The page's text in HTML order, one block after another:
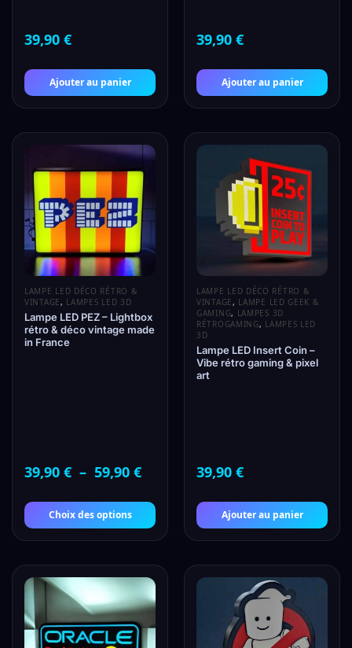
39,90 €
Ajouter au panier
39,90 €
Ajouter au panier
LAMPE LED DÉCO RÉTRO &
VINTAGE, LAMPES LED 3D
Lampe LED PEZ – Lightbox
rétro & déco vintage made
in France
39,90 € – 59,90 €
Choix des options
LAMPE LED DÉCO RÉTRO &
VINTAGE, LAMPE LED GEEK &
GAMING, LAMPES 3D
RÉTROGAMING, LAMPES LED
3D
Lampe LED Insert Coin –
Vibe rétro gaming & pixel
art
39,90 €
Ajouter au panier